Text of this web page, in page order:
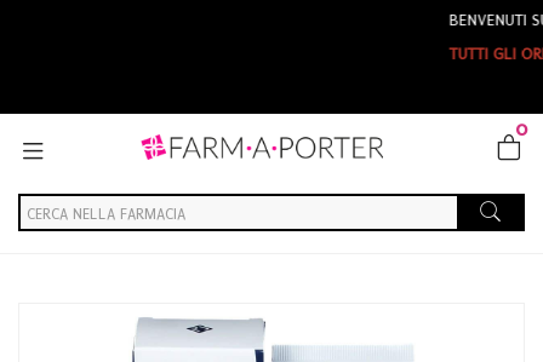
BENVENUTI SU
TUTTI GLI ORDINI
0